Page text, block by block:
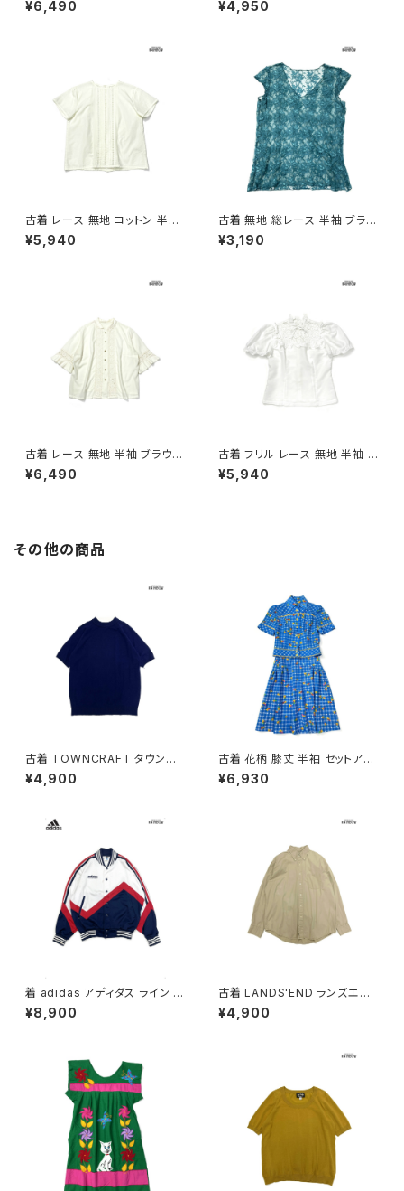
ウス 白 生成り (ttu2605037)
¥6,490 ¥4,950
古着 レース 無地 コットン 半袖
ブラウス パステル 黄 (ttu2605
034)
¥5,940
古着 無地 総レース 半袖 ブラウ
ス 緑 (ttu2606009)
¥3,190
古着 レース 無地 半袖 ブラウス
ベージュ (ttu2605032)
¥6,490
古着 フリル レース 無地 半袖 ブ
ラウス 白 (ttu2605031)
¥5,940
その他の商品
古着 TOWNCRAFT タウンク
ラフト 無地 半袖 ニット 紺 (ttu2
509075)
¥4,900
古着 花柄 膝丈 半袖 セットアッ
プ 青 (oa2607082)
¥6,930
着 adidas アディダス ライン メ
ッシュ ロゴ 刺繍 前開き 無地 長
袖 アウター ライトジャケット 白
¥8,900
古着 LANDS'END ランズエン
ド 前開き 無地 コットン100％
長袖 シャツ ベージュ (ttu2509
¥4,900